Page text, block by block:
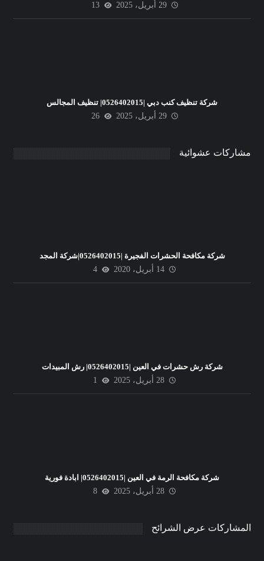
29 أبريل، 2025
13
شركة تنظيف كنب دبي |0526402015| تنظيف المجالس
29 أبريل، 2025
26
مشاركات عشوائية
شركة مكافحة الحشرات الفجيرة |0526402015|شركة المجد
14 أبريل، 2020
4
شركة رش حشرات في العين |0526402015| رش المبيدات
28 أبريل، 2025
1
شركة مكافحة الرمة في العين |0526402015| ابادة فورية
28 أبريل، 2025
8
المشاركات عرض الشرائح